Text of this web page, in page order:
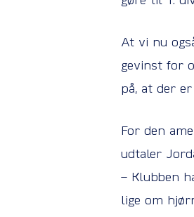
At vi nu
gevinst for
på, at der
For den
udtaler
– Klubben
lige om